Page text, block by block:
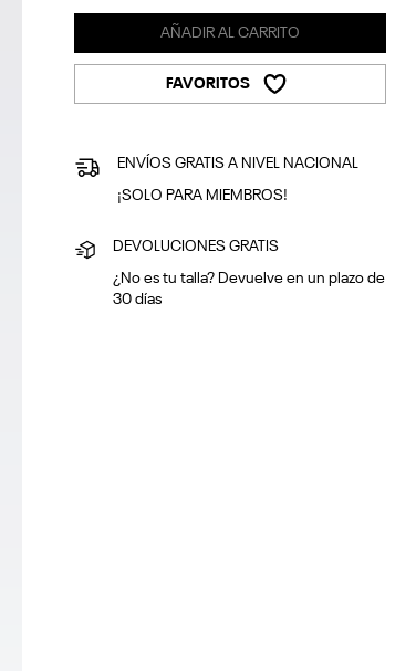
AÑADIR AL CARRITO
FAVORITOS
ENVÍOS GRATIS A NIVEL NACIONAL
¡SOLO PARA MIEMBROS!
DEVOLUCIONES GRATIS
¿No es tu talla? Devuelve en un plazo de
30 días